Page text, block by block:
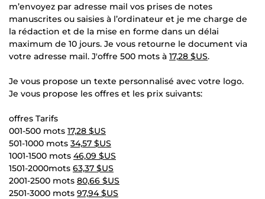
m’envoyez par adresse mail vos prises de notes
manuscrites ou saisies à l’ordinateur et je me charge de
la rédaction et de la mise en forme dans un délai
maximum de 10 jours. Je vous retourne le document via
votre adresse mail. J'offre 500 mots à 17,28 $US.
Je vous propose un texte personnalisé avec votre logo.
Je vous propose les offres et les prix suivants:
offres Tarifs
001-500 mots 17,28 $US
501-1000 mots 34,57 $US
1001-1500 mots 46,09 $US
1501-2000mots 63,37 $US
2001-2500 mots 80,66 $US
2501-3000 mots 97,94 $US